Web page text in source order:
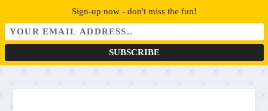
Sign-up now - don't miss the fun!